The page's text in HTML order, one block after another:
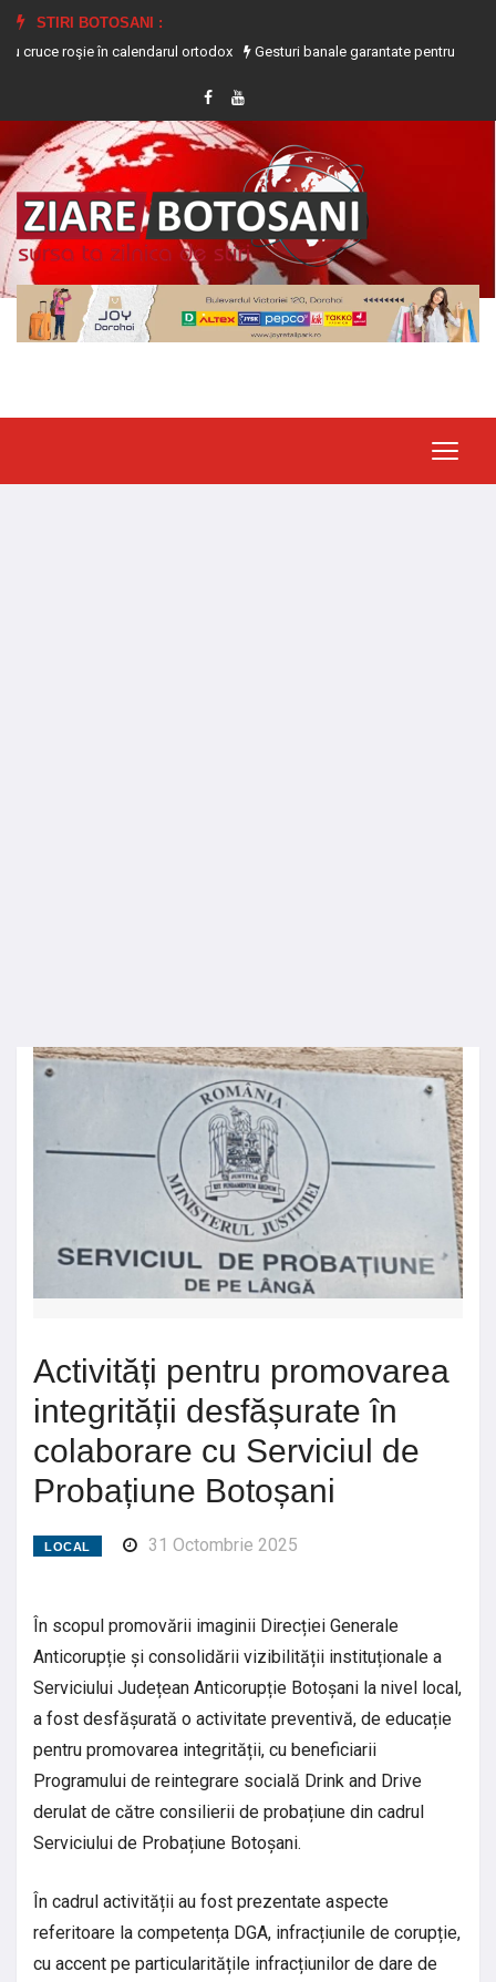
STIRI BOTOSANI :
roşie în calendarul ortodox
Gesturi banale garantate pentru a te ajuta să
Activități pentru promovarea
integrității desfășurate în
colaborare cu Serviciul de
Probațiune Botoșani
LOCAL 31 Octombrie 2025
În scopul promovării imaginii Direcției Generale
Anticorupție și consolidării vizibilității instituționale a
Serviciului Județean Anticorupție Botoșani la nivel local,
a fost desfășurată o activitate preventivă, de educație
pentru promovarea integrității, cu beneficiarii
Programului de reintegrare socială Drink and Drive
derulat de către consilierii de probațiune din cadrul
Serviciului de Probațiune Botoșani.
În cadrul activității au fost prezentate aspecte
referitoare la competența DGA, infracțiunile de corupție,
cu accent pe particularitățile infracțiunilor de dare de